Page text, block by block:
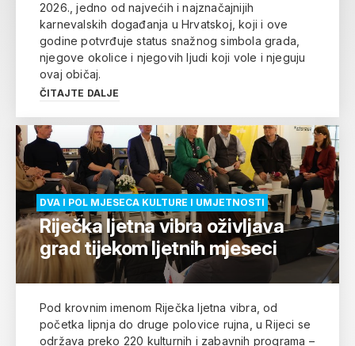
2026., jedno od najvećih i najznačajnijih
karnevalskih događanja u Hrvatskoj, koji i ove
godine potvrđuje status snažnog simbola grada,
njegove okolice i njegovih ljudi koji vole i njeguju
ovaj običaj.
ČITAJTE DALJE
DVA I POL MJESECA KULTURE I UMJETNOSTI
Riječka ljetna vibra oživljava
grad tijekom ljetnih mjeseci
Pod krovnim imenom Riječka ljetna vibra, od
početka lipnja do druge polovice rujna, u Rijeci se
održava preko 220 kulturnih i zabavnih programa –